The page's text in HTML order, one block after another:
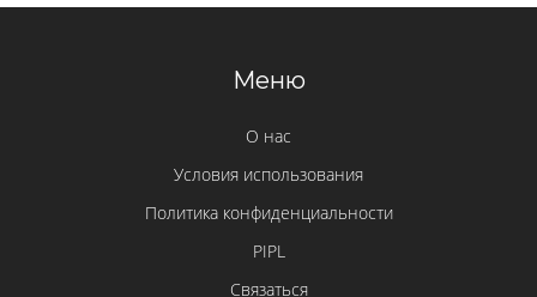
Меню
О нас
Условия использования
Политика конфиденциальности
PIPL
Связаться